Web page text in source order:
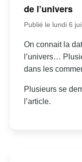
de l’univers
Publié le lundi 6
On connait la
l’univers…
dans les
Plusieurs se
l’article.